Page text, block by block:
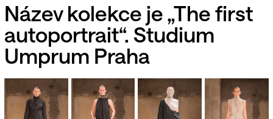
Název kolekce je „The first
autoportrait“. Studium
Umprum Praha